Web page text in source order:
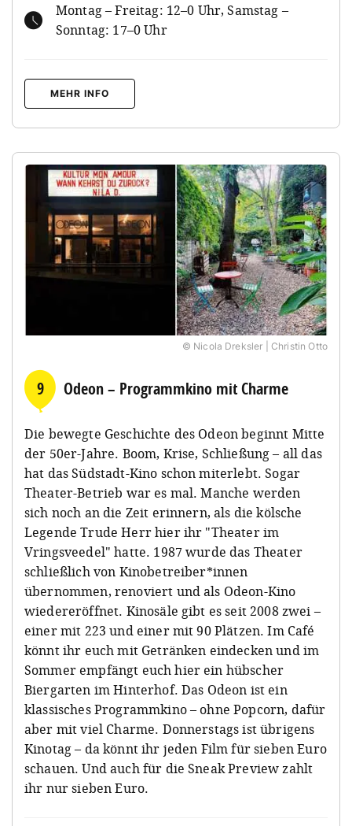
Montag – Freitag: 12–0 Uhr, Samstag –
Sonntag: 17–0 Uhr
MEHR INFO
© Nicola Dreksler | Christin Otto
9 Odeon – Programmkino mit Charme
Die bewegte Geschichte des Odeon beginnt Mitte
der 50er-Jahre. Boom, Krise, Schließung – all das
hat das Südstadt-Kino schon miterlebt. Sogar
Theater-Betrieb war es mal. Manche werden
sich noch an die Zeit erinnern, als die kölsche
Legende Trude Herr hier ihr "Theater im
Vringsveedel" hatte. 1987 wurde das Theater
schließlich von Kinobetreiber*innen
übernommen, renoviert und als Odeon-Kino
wiedereröffnet. Kinosäle gibt es seit 2008 zwei –
einer mit 223 und einer mit 90 Plätzen. Im Café
könnt ihr euch mit Getränken eindecken und im
Sommer empfängt euch hier ein hübscher
Biergarten im Hinterhof. Das Odeon ist ein
klassisches Programmkino – ohne Popcorn, dafür
aber mit viel Charme. Donnerstags ist übrigens
Kinotag – da könnt ihr jeden Film für sieben Euro
schauen. Und auch für die Sneak Preview zahlt
ihr nur sieben Euro.